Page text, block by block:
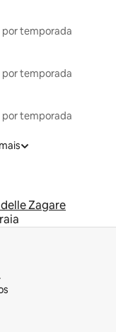
por temporada
por temporada
por temporada
Zagare